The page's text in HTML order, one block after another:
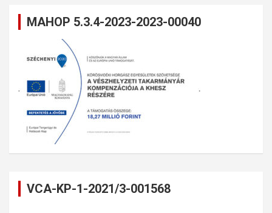
MAHOP 5.3.4-2023-2023-00040
VCA-KP-1-2021/3-001568